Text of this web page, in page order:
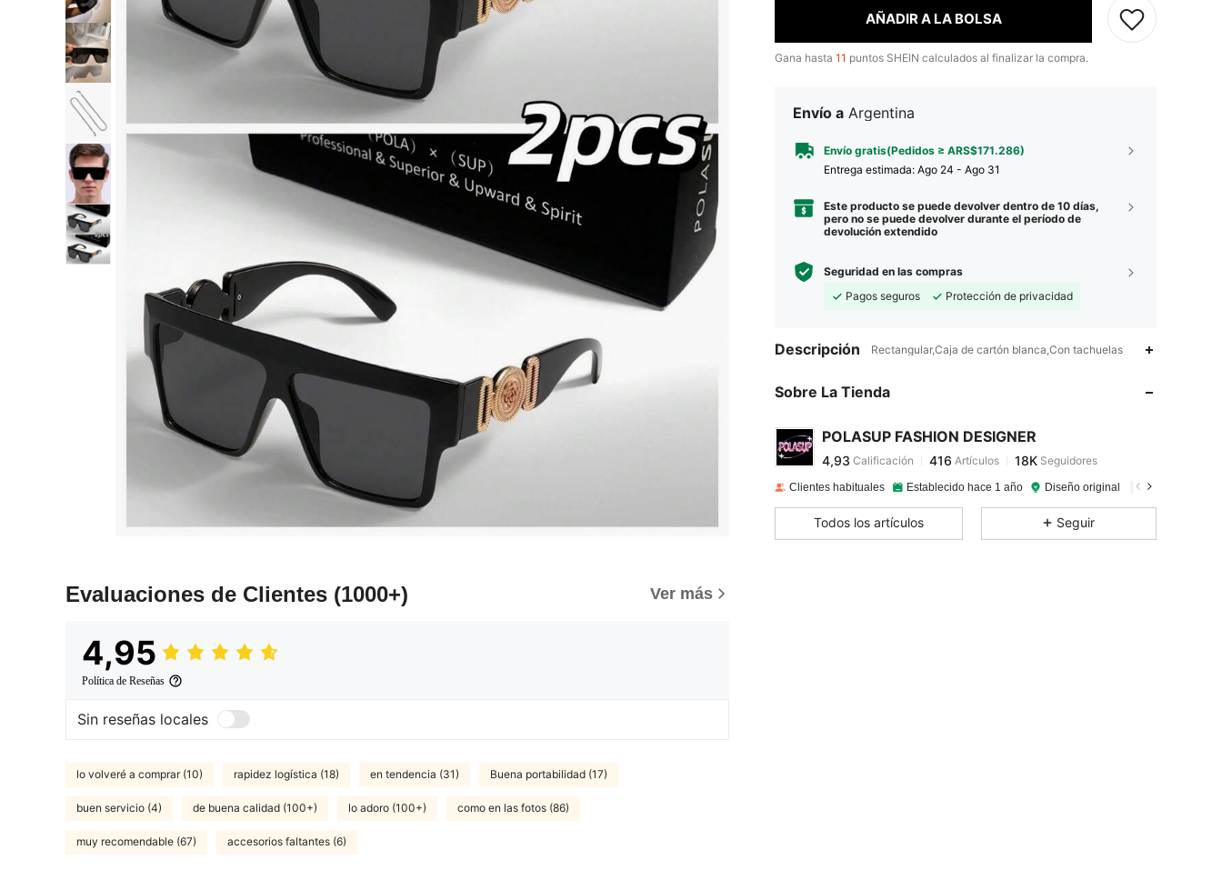
Evaluaciones de Clientes (1000+) Ver más
4,95
Política de Reseñas
Sin reseñas locales
lo volveré a comprar (10) rapidez logística (18) en tendencia (31) Buena portabilidad (17)
buen servicio (4) de buena calidad (100+) lo adoro (100+) como en las fotos (86)
muy recomendable (67) accesorios faltantes (6)
AÑADIR A LA BOLSA
Gana hasta 11 puntos SHEIN calculados al finalizar la compra.
Envío a Argentina
Envío gratis(Pedidos ≥ ARS$171.286)
Entrega estimada: Ago 24 - Ago 31
Este producto se puede devolver dentro de 10 días,
pero no se puede devolver durante el período de
devolución extendido
Seguridad en las compras
Pagos seguros
Protección de privacidad
Descripción Rectangular,Caja de cartón blanca,Con tachuelas
Sobre La Tienda
POLASUP FASHION DESIGNER
4,93
4,93
s***6seguidoHace 15 horas
4,93
Clientes habituales Establecido hace 1 año Diseño original 250K Vendido
Todos los artículos Seguir